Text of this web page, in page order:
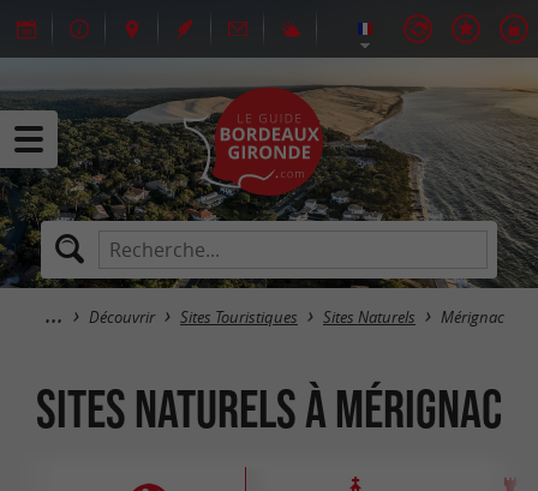
Découvrir Sites Touristiques Sites Naturels Mérignac
Sites Naturels à Mérignac